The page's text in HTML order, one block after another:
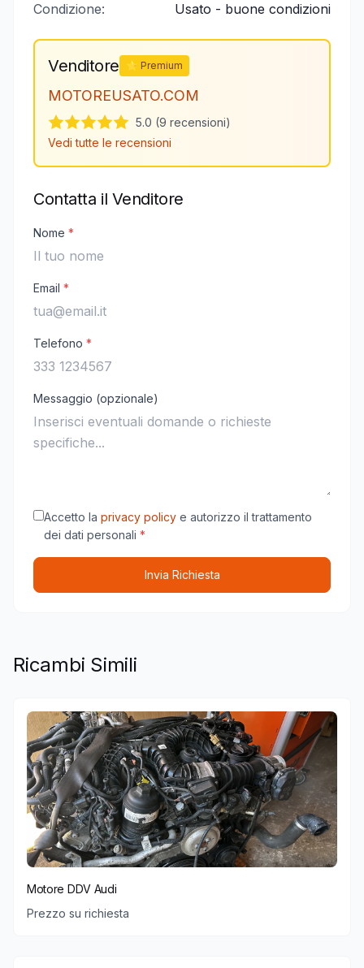
Condizione: Usato - buone condizioni
Venditore ⭐ Premium
MOTOREUSATO.COM
5.0 (9 recensioni)
Vedi tutte le recensioni
Contatta il Venditore
Nome *
Email *
Telefono *
Messaggio (opzionale)
Accetto la privacy policy e autorizzo il trattamento
dei dati personali *
Invia Richiesta
Ricambi Simili
Motore DDV Audi
Prezzo su richiesta